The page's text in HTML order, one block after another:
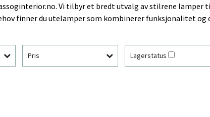
Vi tilbyr et bredt utvalg av stilrene
finner du utelamper som kombinerer funksjonalitet og
Pris Lagerstatus